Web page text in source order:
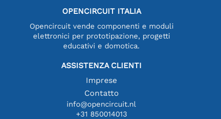
OPENCIRCUIT ITALIA
Opencircuit vende componenti e moduli
elettronici per prototipazione, progetti
educativi e domotica.
ASSISTENZA CLIENTI
Imprese
Contatto
info@opencircuit.nl
+31 850014013